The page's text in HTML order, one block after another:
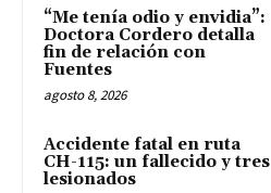
“Me tenía odio y envidia”:
Doctora Cordero detalla
fin de relación con
Fuentes
agosto 8, 2026
Accidente fatal en ruta
CH-115: un fallecido y tres
lesionados